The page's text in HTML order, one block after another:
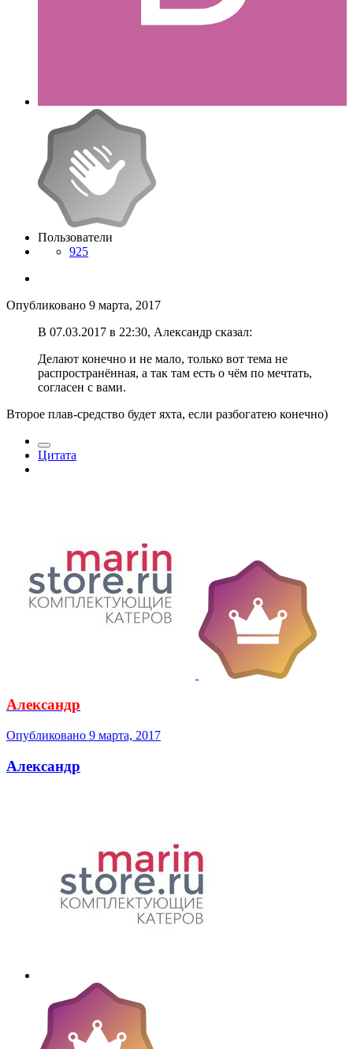
Пользователи
925
Опубликовано 9 марта, 2017
В ‎07‎.‎03‎.‎2017 в 22:30, Александр сказал:
Делают конечно и не мало, только вот тема не
распространённая, а так там есть о чём по мечтать,
согласен с вами.
Второе плав-средство будет яхта, если разбогатею конечно)
Цитата
Александр
Опубликовано 9 марта, 2017
Александр